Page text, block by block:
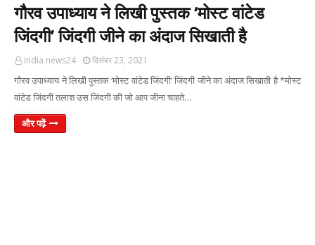
गौरव उपाध्याय ने लिखी पुस्तक ‘मोस्ट वांटेड
जिंदगी’ जिंदगी जीने का अंदाज सिखाती है
India news24 दिसंबर 23, 2021
गौरव उपाध्याय ने लिखी पुस्तक ‘मोस्ट वांटेड जिंदगी’ जिंदगी जीने का अंदाज सिखाती है *मोस्ट
वांटेड जिंदगी तलाश उस जिंदगी की जो आप जीना चाहते…
और पढ़ें